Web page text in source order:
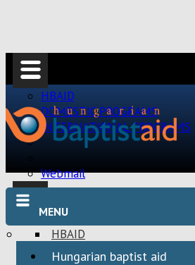
HBAID
DOMESTIC PROGRAMS
INTERNATIONAL PROGRAMS
Webmail
HBAID
DOMESTIC PROGRAMS
MENU
Hungarian baptist aid